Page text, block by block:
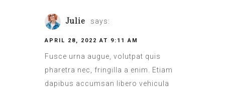
Julie says:
APRIL 28, 2022 AT 9:11 AM
Fusce urna augue, volutpat quis
pharetra nec, fringilla a enim. Etiam
dapibus accumsan libero vehicula